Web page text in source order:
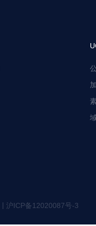
| 沪ICP备12020087号-3